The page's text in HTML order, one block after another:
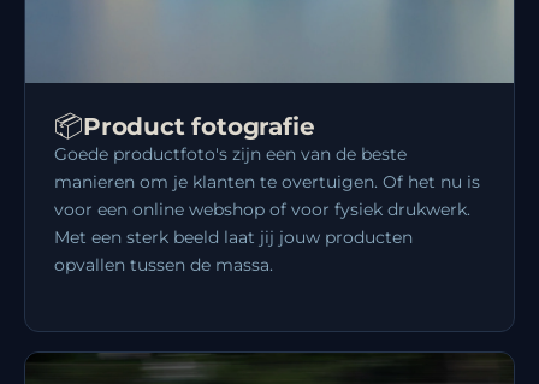
📦Product fotografie
Goede productfoto's zijn een van de beste
manieren om je klanten te overtuigen. Of het nu is
voor een online webshop of voor fysiek drukwerk.
Met een sterk beeld laat jij jouw producten
opvallen tussen de massa.